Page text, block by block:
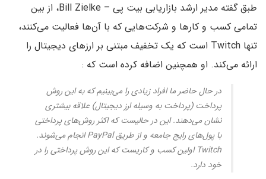
طبق گفته مدیر ارشد بازاریابی بیت پی – Bill Zielke، از بین
تمامی کسب و کارها و شرکت‌هایی که با آن‌ها فعالیت می‌کنند،
تنها Twitch است که یک تخفیف مبتنی بر ارزهای دیجیتال را
ارائه می‌کند. او همچنین اضافه کرده است که :
در حال حاضر ما افراد زیادی را می‌بینیم که به این روش
پرداخت (پرداخت به وسیله ارز دیجیتال) علاقه بیشتری
نشان می‌دهند. این در حالیست که اکثر روش‌های پرداختی
با پول‌های رایج جامعه و از طریق PayPal انجام می‌شوند.
Twitch اولین کسب و کاریست که این روش پرداختی را در
خود دارد.